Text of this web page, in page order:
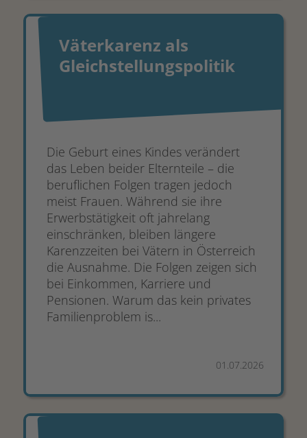
Väterkarenz als
Gleichstellungspolitik
Die Geburt eines Kindes verändert
das Leben beider Elternteile – die
beruflichen Folgen tragen jedoch
meist Frauen. Während sie ihre
Erwerbstätigkeit oft jahrelang
einschränken, bleiben längere
Karenzzeiten bei Vätern in Österreich
die Ausnahme. Die Folgen zeigen sich
bei Einkommen, Karriere und
Pensionen. Warum das kein privates
Familienproblem is...
01.07.2026